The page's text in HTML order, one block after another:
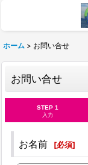
ホーム > お問い合せ
お問い合せ
STEP 1
入力
お名前 [必須]